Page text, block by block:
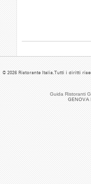
Guida Ristoranti
© 2026 Ristorante Italia.Tutti i diritti